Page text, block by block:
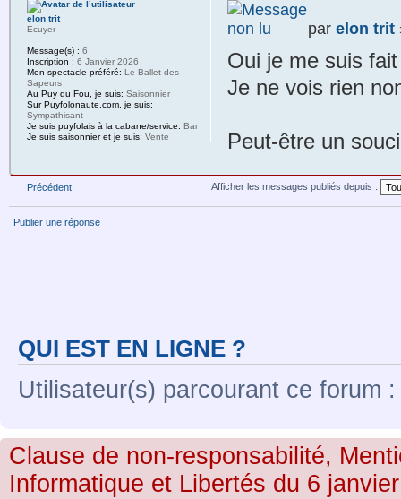
par elon trit
Oui je me suis
Je ne vois rien
Peut-être un
elon trit
Ecuyer
Message(s) : 6
Inscription : 6 Janvier 2026
Mon spectacle préféré: Le Ballet des
Sapeurs
Au Puy du Fou, je suis: Saisonnier
Sur Puyfolonaute.com, je suis:
Sympathisant
Je suis puyfolais à la cabane/service: Bar
Je suis saisonnier et je suis: Vente
Précédent Afficher les messages publiés depuis :
Publier une réponse
QUI EST EN LIGNE ?
Utilisateur(s) parcourant ce forum
Clause de non-responsabilité,
Informatique et Libertés du 6